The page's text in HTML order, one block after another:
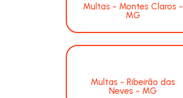
Multas - Montes Claros -
MG
Multas - Ribeirão das
Neves - MG